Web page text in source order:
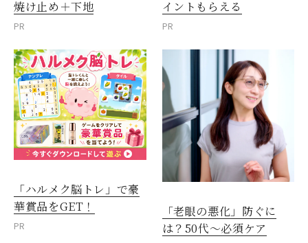
焼け止め＋下地
PR
イントもらえる
PR
「ハルメク脳トレ」で豪
華賞品をGET！
PR
「老眼の悪化」防ぐに
は？50代～必須ケア